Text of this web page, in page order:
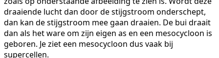
draaiende lucht dan door de stijgstroom onderschept,
dan kan de stijgstroom mee gaan draaien. De bui draait
dan als het ware om zijn eigen as en een mesocycloon is
geboren. Je ziet een mesocycloon dus vaak bij
supercellen.